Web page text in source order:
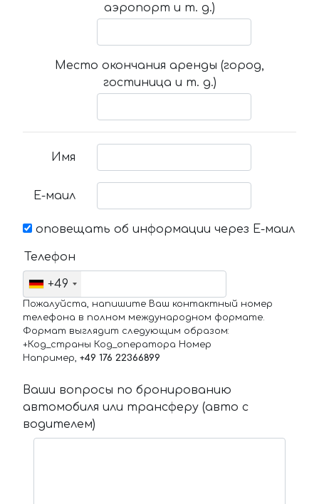
аэропорт и т. д.)
Место окончания аренды (город,
гостиница и т. д.)
Имя
Е-маил
оповещать об информации через Е-маил
Телефон
+49
Пожалуйста, напишите Ваш контактный номер
телефона в полном международном формате.
Формат выглядит следующим образом:
+Код_страны Код_оператора Номер
Например, +49 176 22366899
Ваши вопросы по бронированию
автомобиля или трансферу (авто с
водителем)